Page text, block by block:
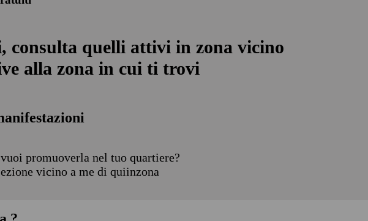
consulta quelli attivi in zona vicino
alla zona in cui ti trovi
promuoverla nel tuo quartiere?
vicino a me di quiinzona